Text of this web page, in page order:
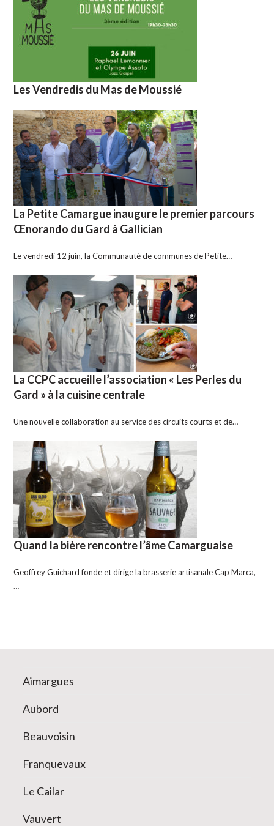
Les Vendredis du Mas de Moussié
La Petite Camargue inaugure le premier parcours
Œnorando du Gard à Gallician
Le vendredi 12 juin, la Communauté de communes de Petite…
La CCPC accueille l’association « Les Perles du
Gard » à la cuisine centrale
Une nouvelle collaboration au service des circuits courts et de…
Quand la bière rencontre l’âme Camarguaise
Geoffrey Guichard fonde et dirige la brasserie artisanale Cap Marca,
…
Aimargues
Aubord
Beauvoisin
Franquevaux
Le Cailar
Vauvert